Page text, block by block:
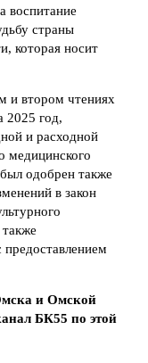
воспитание
страны
которая носит
и втором чтениях
2025 год,
и расходной
медицинского
одобрен также
в закон
и Омской
БК55 по этой